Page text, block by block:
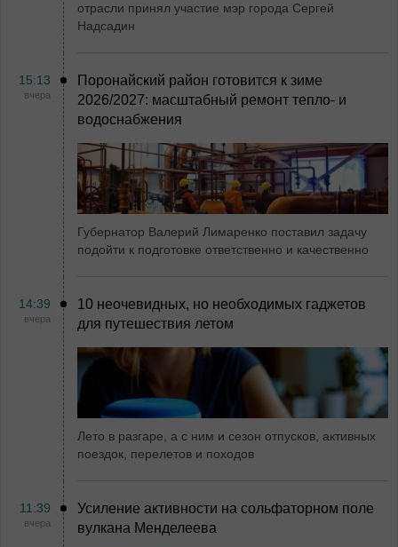
отрасли принял участие мэр города Сергей
Надсадин
15:13
вчера
Поронайский район готовится к зиме
2026/2027: масштабный ремонт тепло- и
водоснабжения
Губернатор Валерий Лимаренко поставил задачу
подойти к подготовке ответственно и качественно
14:39
вчера
10 неочевидных, но необходимых гаджетов
для путешествия летом
Лето в разгаре, а с ним и сезон отпусков, активных
поездок, перелетов и походов
11:39
вчера
Усиление активности на сольфаторном поле
вулкана Менделеева